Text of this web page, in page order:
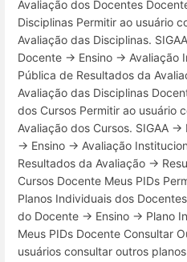
Avaliação dos Docentes
Disciplinas Permitir ao usuário
Avaliação das Disciplinas.
Docente → Ensino → Avaliação
Pública de Resultados da
Avaliação das Disciplinas
dos Cursos Permitir ao usuário
Avaliação dos Cursos. SIGAA
→ Ensino → Avaliação
Resultados da Avaliação →
Cursos Docente Meus PIDs
Planos Individuais dos
do Docente → Ensino → Plano
Meus PIDs Docente Consultar
usuários consultar outros